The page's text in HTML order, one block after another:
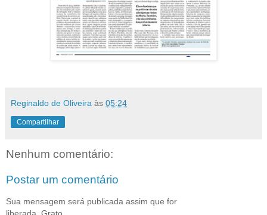
Reginaldo de Oliveira às 05:24
Compartilhar
Nenhum comentário:
Postar um comentário
Sua mensagem será publicada assim que for
liberada. Grato.